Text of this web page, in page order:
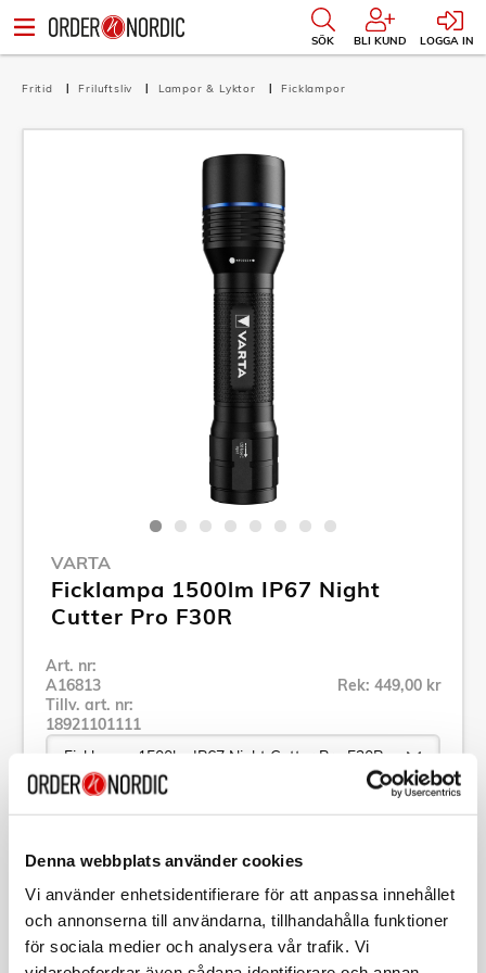
Denna webbplats använder cookies
Vi använder enhetsidentifierare för att anpassa innehållet
och annonserna till användarna, tillhandahålla funktioner
för sociala medier och analysera vår trafik. Vi
SÖK BLI KUND LOGGA IN
Fritid Friluftsliv Lampor & Lyktor Ficklampor
VARTA
Ficklampa 1500lm IP67 Night
Cutter Pro F30R
Art. nr:
A16813
Tillv. art. nr:
18921101111
Rek: 449,00 kr
Specifikation
Beskrivning